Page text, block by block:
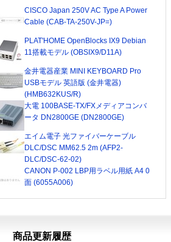
CISCO Japan 250V AC Type A Power
Cable (CAB-TA-250V-JP=)
PLAT'HOME OpenBlocks IX9 Debian
11搭載モデル (OBSIX9/D11A)
金井電器産業 MINI KEYBOARD Pro
USBモデル 英語版 (金井電器)
(HMB632KUS/R)
大電 100BASE-TX/FXメディアコンバ
ータ DN2800GE (DN2800GE)
エイム電子 光ファイバーケーブル
DLC/DSC MM62.5 2m (AFP2-
DLC/DSC-62-02)
CANON P-002 LBP用ラベル用紙 A4 0
面 (6055A006)
商品更新履歴